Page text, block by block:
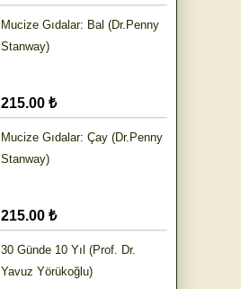
Mucize Gıdalar: Bal (Dr.Penny
Stanway)
215.00 ₺
Mucize Gıdalar: Çay (Dr.Penny
Stanway)
215.00 ₺
30 Günde 10 Yıl (Prof. Dr.
Yavuz Yörükoğlu)